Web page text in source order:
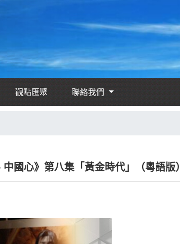
觀點匯聚 聯絡我們
中國心》第八集「黃金時代」（粵語版）